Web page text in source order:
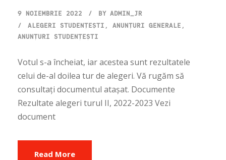
9 NOIEMBRIE 2022 BY ADMIN_JR
ALEGERI STUDENȚEȘTI , ANUNȚURI GENERALE ,
ANUNȚURI STUDENȚEȘTI
Votul s-a încheiat, iar acestea sunt rezultatele
celui de-al doilea tur de alegeri. Vă rugăm să
consultați documentul atașat. Documente
Rezultate alegeri turul II, 2022-2023 Vezi
document
Read More